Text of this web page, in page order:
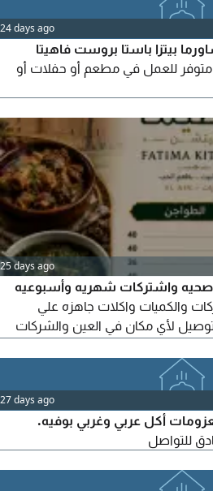
24 days ago
بيتزا باستا بروست فاهيتا
للعمل في مطعم أو حفلات أو
25 days ago
واشتركات شهريه وأسبوعيه
والكميات واكلات جاهزه علي
لأي مكان في العين والشركات
27 days ago
أكل عربي وغربي بوفيه.
للتواصل